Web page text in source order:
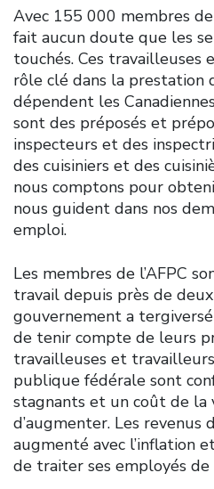
Avec 155 000 membres de
fait aucun doute que les
touchés. Ces
rôle clé dans la prestation
dépendent les
sont des préposés et
inspecteurs et des
des cuisiniers et des
nous comptons pour
nous guident dans nos
emploi.
Les membres de l’AFPC
travail depuis près de
gouvernement a
de tenir compte de leurs
travailleuses et
publique fédérale sont
stagnants et un coût de la
d’augmenter. Les
augmenté avec l’inflation
de traiter ses employés